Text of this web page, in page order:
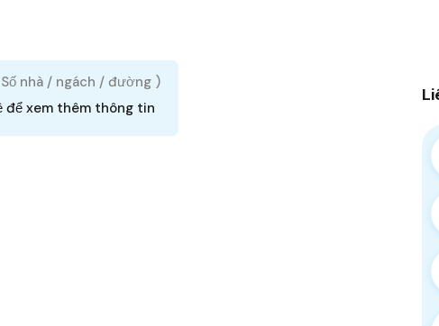
nhà / ngách / đường )
để xem thêm thông tin